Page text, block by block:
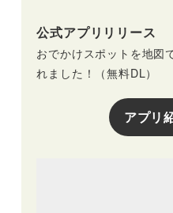
公式アプリリリース
おでかけスポットを地図
れました！（無料DL）
アプリ